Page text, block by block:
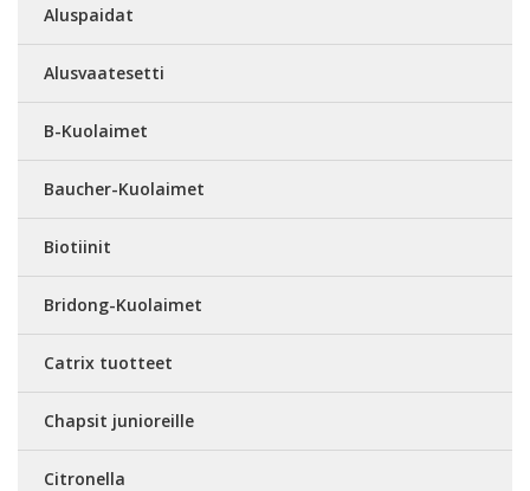
Aluspaidat
Alusvaatesetti
B-Kuolaimet
Baucher-Kuolaimet
Biotiinit
Bridong-Kuolaimet
Catrix tuotteet
Chapsit junioreille
Citronella